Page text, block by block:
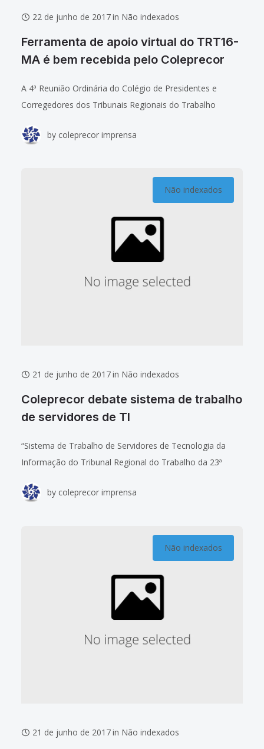
22 de junho de 2017in Não indexados
Ferramenta de apoio virtual do TRT16-
MA é bem recebida pelo Coleprecor
A 4ª Reunião Ordinária do Colégio de Presidentes e
Corregedores dos Tribunais Regionais do Trabalho
(22/6) com a participação da desembargadora Solange
by coleprecor imprensa
Não indexados
21 de junho de 2017in Não indexados
Coleprecor debate sistema de trabalho
de servidores de TI
“Sistema de Trabalho de Servidores de Tecnologia da
Informação do Tribunal Regional do Trabalho da 23ª
Maria Beatriz Theodoro Gomes durante a
by coleprecor imprensa
Não indexados
21 de junho de 2017in Não indexados